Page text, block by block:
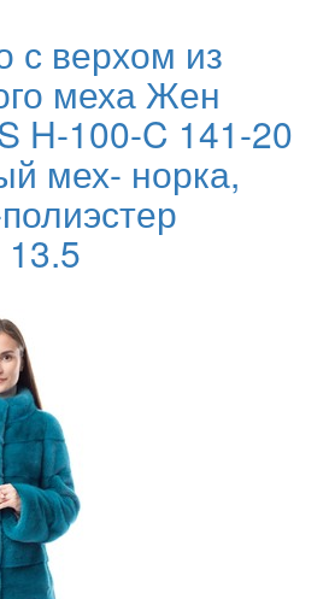
с верхом из
меха Жен
H-100-C 141-20
мех- норка,